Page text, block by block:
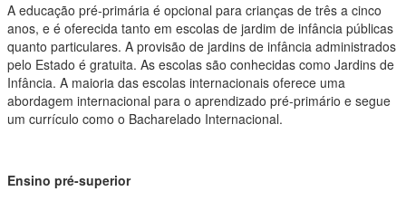
A educação pré-primária é opcional para crianças de três a cinco
anos, e é oferecida tanto em escolas de jardim de infância públicas
quanto particulares. A provisão de jardins de infância administrados
pelo Estado é gratuita. As escolas são conhecidas como Jardins de
Infância. A maioria das escolas internacionais oferece uma
abordagem internacional para o aprendizado pré-primário e segue
um currículo como o Bacharelado Internacional.
Ensino pré-superior